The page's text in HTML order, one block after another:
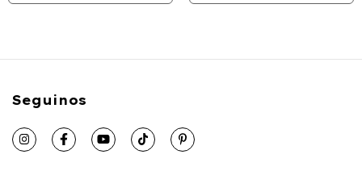
Seguinos